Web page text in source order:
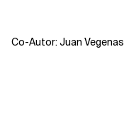
Co-Autor: Juan Vegenas